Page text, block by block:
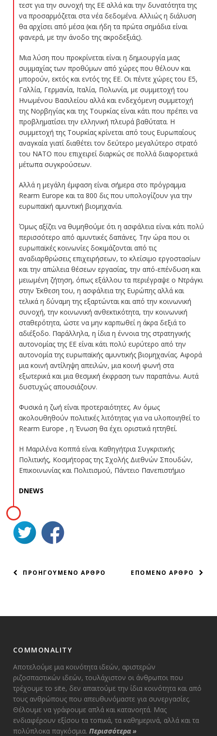
τεστ για την συνοχή της ΕΕ αλλά και την δυνατότητα της
να προσαρμόζεται στα νέα δεδομένα. Αλλιώς η διάλυση
θα αρχίσει από μέσα (και ήδη τα πρώτα σημάδια είναι
φανερά, με την άνοδο της ακροδεξιάς).
Μια λύση που προκρίνεται είναι η δημιουργία μιας
συμμαχίας των προθύμων από χώρες που θέλουν και
μπορούν, εκτός και εντός της ΕΕ. Οι πέντε χώρες του Ε5,
Γαλλία, Γερμανία, Ιταλία, Πολωνία, με συμμετοχή του
Ηνωμένου Βασιλείου αλλά και ενδεχόμενη συμμετοχή
της Νορβηγίας και της Τουρκίας είναι κάτι που πρέπει να
προβληματίσει την ελληνική πλευρά βαθύτατα. Η
συμμετοχή της Τουρκίας κρίνεται από τους Ευρωπαίους
αναγκαία γιατί διαθέτει τον δεύτερο μεγαλύτερο στρατό
του ΝΑΤΟ που επιχειρεί διαρκώς σε πολλά διαφορετικά
μέτωπα συγκρούσεων.
Αλλά η μεγάλη έμφαση είναι σήμερα στο πρόγραμμα
Rearm Europe και τα 800 δις που υπολογίζουν για την
ευρωπαϊκή αμυντική βιομηχανία.
Όμως αξίζει να θυμηθούμε ότι η ασφάλεια είναι κάτι πολύ
περισσότερο από αμυντικές δαπάνες. Την ώρα που οι
ευρωπαϊκές κοινωνίες δοκιμάζονται από τις
αναδιαρθρώσεις επιχειρήσεων, το κλείσιμο εργοστασίων
και την απώλεια θέσεων εργασίας, την από-επένδυση και
μειωμένη ζήτηση, όπως εξάλλου τα περιέγραψε ο Ντράγκι
στην Έκθεση του, η ασφάλεια της Ευρώπης αλλά και
τελικά η δύναμη της εξαρτώνται και από την κοινωνική
συνοχή, την κοινωνική ανθεκτικότητα, την κοινωνική
σταθερότητα, ώστε να μην καρπωθεί η άκρα δεξιά το
αδιέξοδο. Παράλληλα, η ίδια η έννοια της στρατηγικής
αυτονομίας της ΕΕ είναι κάτι πολύ ευρύτερο από την
αυτονομία της ευρωπαϊκής αμυντικής βιομηχανίας. Αφορά
μια κοινή αντίληψη απειλών, μια κοινή φωνή στα
εξωτερικά και μια θεσμική έκφραση των παραπάνω. Αυτά
δυστυχώς απουσιάζουν.
Φυσικά η ζωή είναι προτεραιότητες. Αν όμως
ακολουθηθούν πολιτικές λιτότητας για να υλοποιηθεί το
Rearm Europe , η Ένωση θα έχει οριστικά ηττηθεί.
Η Μαριλένα Κοππά είναι Καθηγήτρια Συγκριτικής
Πολιτικής, Κοσμήτορας της Σχολής Διεθνών Σπουδών,
Επικοινωνίας και Πολιτισμού, Πάντειο Πανεπιστήμιο
DNEWS
ΠΛΟΗΓΗΣΗ
ΕΠΟΜΕΝΟ ΑΡΘΡΟ
ΠΡΟΗΓΟΥΜΕΝΟ ΑΡΘΡΟ
COMMONALITY
Αποτελούμε μια κοινότητα ιδεών, αριστερών
ριζοσπαστικών ιδεών, τουλάχιστον οι άνθρωποι που
τρέχουμε το site, δεν απαιτούμε την ίδια κοινότητα και από
τους ανθρώπους που απευθυνόμαστε για συνεργασίες.
Θέλουμε να γράφουμε απλά και κατανοητά. Μας
ενδιαφέρουν εξίσου τα τοπικά, τα καθημερινά, αλλά και τα
πολύπλοκα παγκόσμια. Περισσότερα»